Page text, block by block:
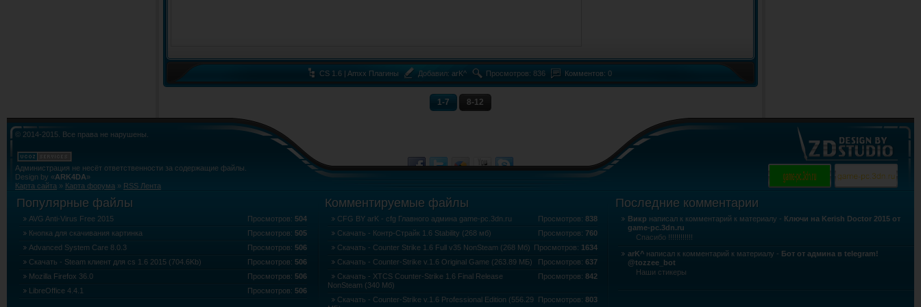
CS 1.6 | Amxx Плагины Добавил: arK^ Просмотров: 836 Комментов: 0
1-7 8-12
© 2014-2015. Все права не нарушены.
Администрация не несёт ответственности за содержащие файлы.
Design by «ARK4DA»
Карта сайта » Карта форума » RSS Лента
Популярные файлы
Просмотров: 504
AVG Anti-Virus Free 2015
Просмотров: 505
Кнопка для скачивания картинка
Просмотров: 506
Advanced System Care 8.0.3
Просмотров: 506
Скачать - Steam клиент для cs 1.6 2015 (704.6Kb)
Просмотров: 506
Mozilla Firefox 36.0
Просмотров: 506
LibreOffice 4.4.1
Последние комментарии
Викр написал к комментарий к материалу - Ключи на Kerish Doctor 2015 от
game-pc.3dn.ru
Спасибо !!!!!!!!!!!!
arK^написал к комментарий к материалу - Бот от админа в telegram!
@tozzee_bot
Наши стикеры
Комментируемые файлы
Просмотров: 838
CFG BY arK - cfg Главного админа game-pc.3dn.ru
Просмотров: 760
Скачать - Контр-Страйк 1.6 Stability (268 мб)
Просмотров: 1634
Скачать - Counter Strike 1.6 Full v35 NonSteam (268 Мб)
Просмотров: 637
Скачать - Counter-Strike v.1.6 Original Game (263.89 МБ)
Просмотров: 842
Скачать - XTCS Counter-Strike 1.6 Final Release
NonSteam (340 Мб)
Просмотров: 803
Скачать - Counter-Strike v.1.6 Professional Edition (556.29